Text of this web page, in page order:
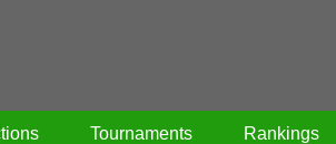
Tournaments Rankings